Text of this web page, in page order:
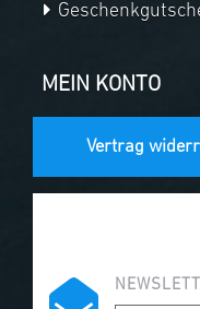
MEIN KONTO
Vertrag